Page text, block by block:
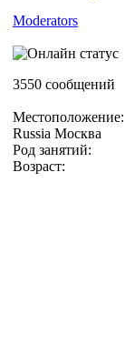
Moderators
3550 сообщений
Местоположение:
Russia Москва
Род занятий:
Возраст: